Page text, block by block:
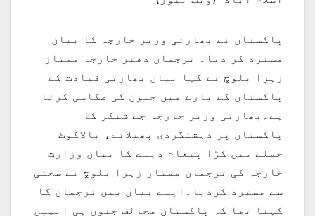
پاکستان نے بھارتی وزیر خارجہ کا بیان
مسترد کر دیا۔ ترجمان دفتر خارجہ ممتاز
زہرا بلوچ نے کہا بیان بھارتی قیادت کے
پاکستان کے بارے میں جنون کی عکاسی کرتا
ہے۔بھارتی وزیر خارجہ جے شنکر کا
پاکستان پر دہشتگردی پھیلانے، بالاکوٹ
حملے میں کڑا پیغام دینے کا بیان وزارت
خارجہ کی ترجمان ممتاز زہرا بلوچ نے سختی
سے مسترد کردیا۔اپنے بیان میں ترجمان کا
کہنا تھا کہ پاکستان مخالف جنون ہی انہیں